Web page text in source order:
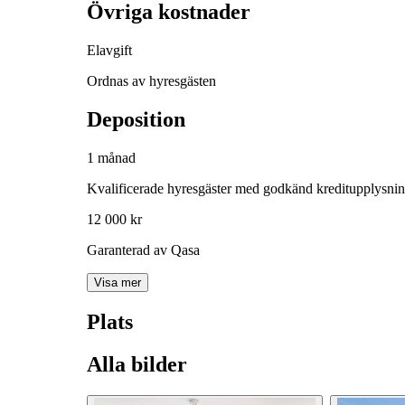
Övriga kostnader
Elavgift
Ordnas av hyresgästen
Deposition
1 månad
Kvalificerade hyresgäster med godkänd
12 000 kr
Garanterad av Qasa
Visa mer
Plats
Alla bilder